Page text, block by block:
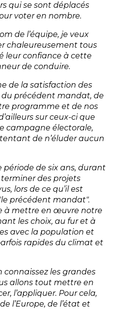
qui se sont déplacés
voter en nombre.
de l’équipe, je veux
chaleureusement tous
leur confiance à cette
de conduire.
de la satisfaction des
précédent mandat, de
programme et de nos
sur ceux-ci que
campagne électorale,
de n’éluder aucun
période de six ans, durant
des projets
lors de ce qu’il est
précédent mandat".
à mettre en œuvre notre
les choix, au fur et à
avec la population et
rapides du climat et
connaissez les grandes
allons tout mettre en
l’appliquer. Pour cela,
l’Europe, de l’état et